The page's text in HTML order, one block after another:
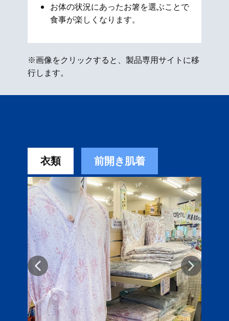
お体の状況にあったお箸を選ぶことで
食事が楽しくなります。
※画像をクリックすると、製品専用サイトに移
行します。
衣類 前開き肌着